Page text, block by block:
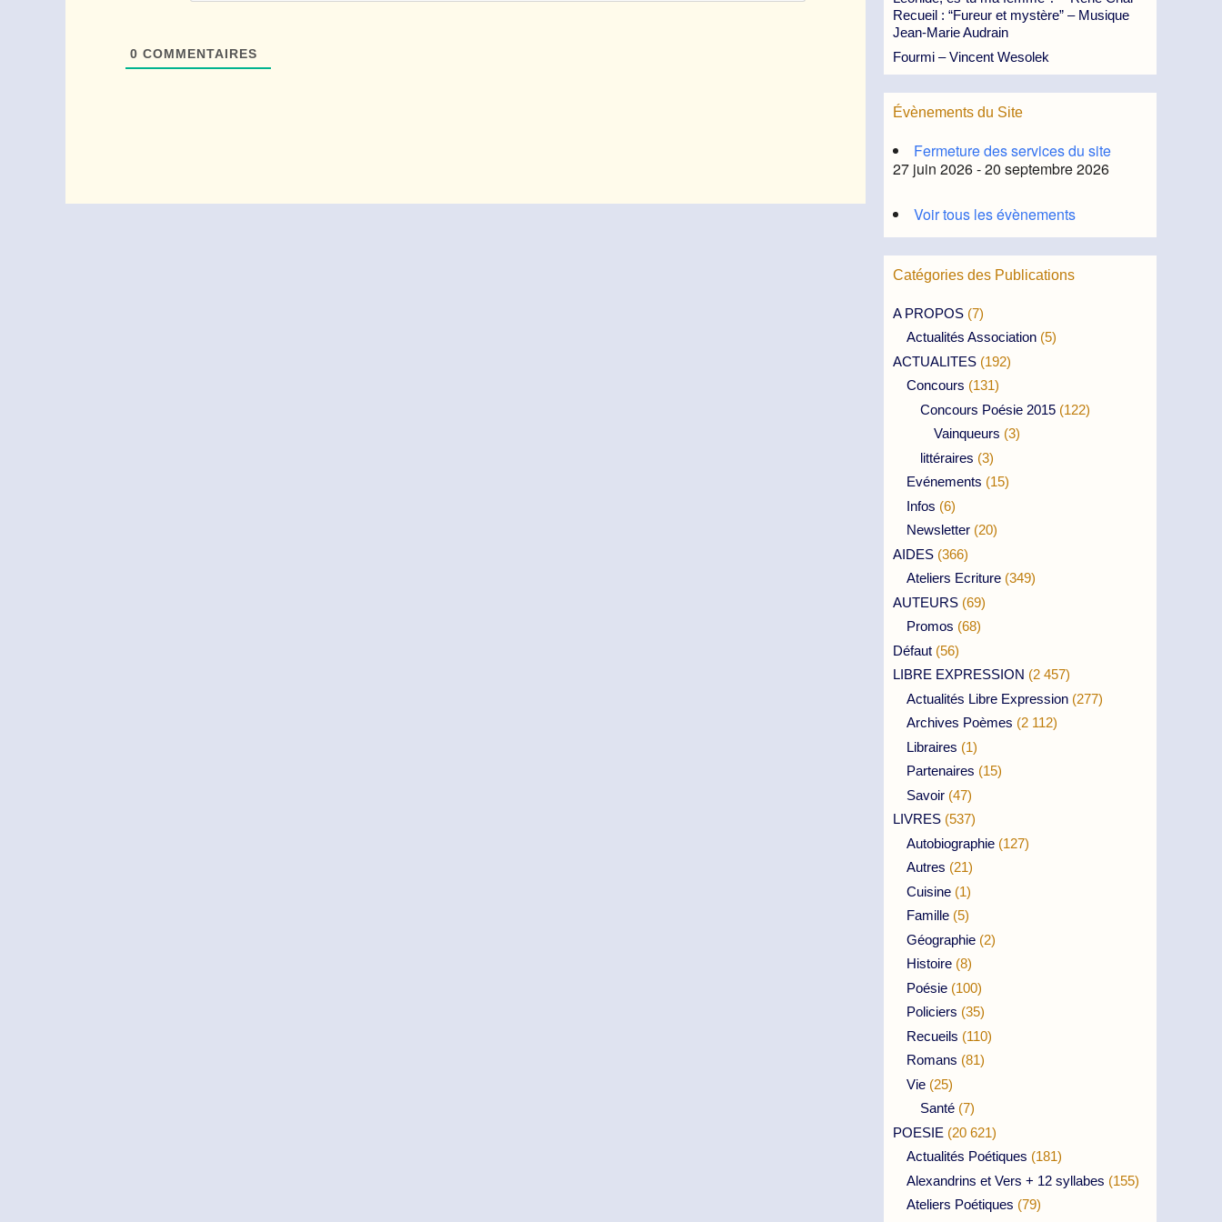
0 COMMENTAIRES
Recueil : “Fureur et mystère” – Musique
Jean-Marie Audrain
Fourmi – Vincent Wesolek
Évènements du Site
Fermeture des services du site
27 juin 2026 - 20 septembre 2026
Voir tous les évènements
Catégories des Publications
A PROPOS (7)
Actualités Association (5)
ACTUALITES (192)
Concours (131)
Concours Poésie 2015 (122)
Vainqueurs (3)
littéraires (3)
Evénements (15)
Infos (6)
Newsletter (20)
AIDES (366)
Ateliers Ecriture (349)
AUTEURS (69)
Promos (68)
Défaut (56)
LIBRE EXPRESSION (2 457)
Actualités Libre Expression (277)
Archives Poèmes (2 112)
Libraires (1)
Partenaires (15)
Savoir (47)
LIVRES (537)
Autobiographie (127)
Autres (21)
Cuisine (1)
Famille (5)
Géographie (2)
Histoire (8)
Poésie (100)
Policiers (35)
Recueils (110)
Romans (81)
Vie (25)
Santé (7)
POESIE (20 621)
Actualités Poétiques (181)
Alexandrins et Vers + 12 syllabes (155)
Ateliers Poétiques (79)